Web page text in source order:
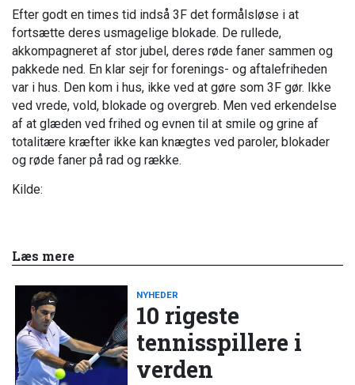
Efter godt en times tid indså 3F det formålsløse i at
fortsætte deres usmagelige blokade. De rullede,
akkompagneret af stor jubel, deres røde faner sammen og
pakkede ned. En klar sejr for forenings- og aftalefriheden
var i hus. Den kom i hus, ikke ved at gøre som 3F gør. Ikke
ved vrede, vold, blokade og overgreb. Men ved erkendelse
af at glæden ved frihed og evnen til at smile og grine af
totalitære kræfter ikke kan knægtes ved paroler, blokader
og røde faner på rad og række.
Kilde:
Læs mere
NYHEDER
10 rigeste
tennisspillere i
verden